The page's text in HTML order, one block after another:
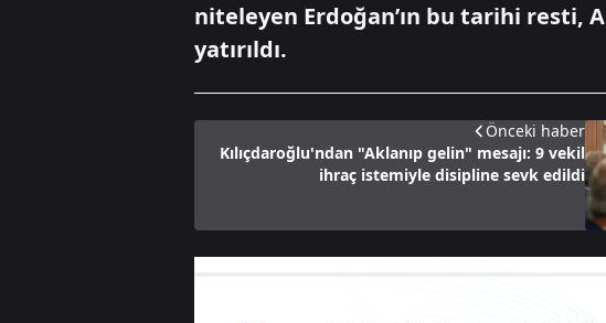
niteleyen Erdoğan’ın bu tarihi resti,
yatırıldı.
Önceki haber
Kılıçdaroğlu'ndan "Aklanıp gelin" mesajı: 9 vekil
ihraç istemiyle disipline sevk edildi